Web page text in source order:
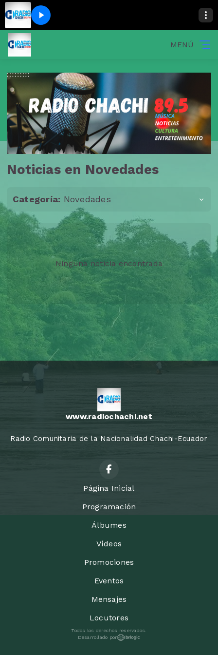
MENÚ
Noticias en Novedades
Categoría: Novedades
Ninguna noticia encontrada
www.radiochachi.net
Radio Comunitaria de la Nacionalidad Chachi-Ecuador
Página Inicial
Programación
Álbumes
Vídeos
Promociones
Eventos
Mensajes
Locutores
Todos los derechos reservados.
Desarrollado por